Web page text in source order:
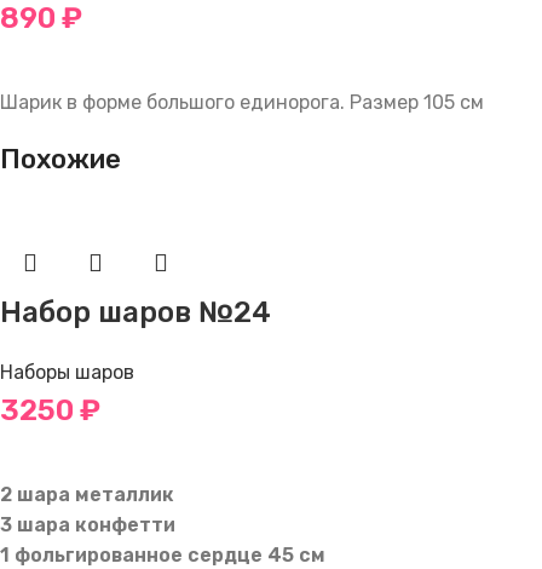
890 ₽
Шарик в форме большого единорога. Размер 105 см
Похожие
Набор шаров №24
Наборы шаров
3250 ₽
2 шара металлик
3 шара конфетти
1 фольгированное сердце 45 см